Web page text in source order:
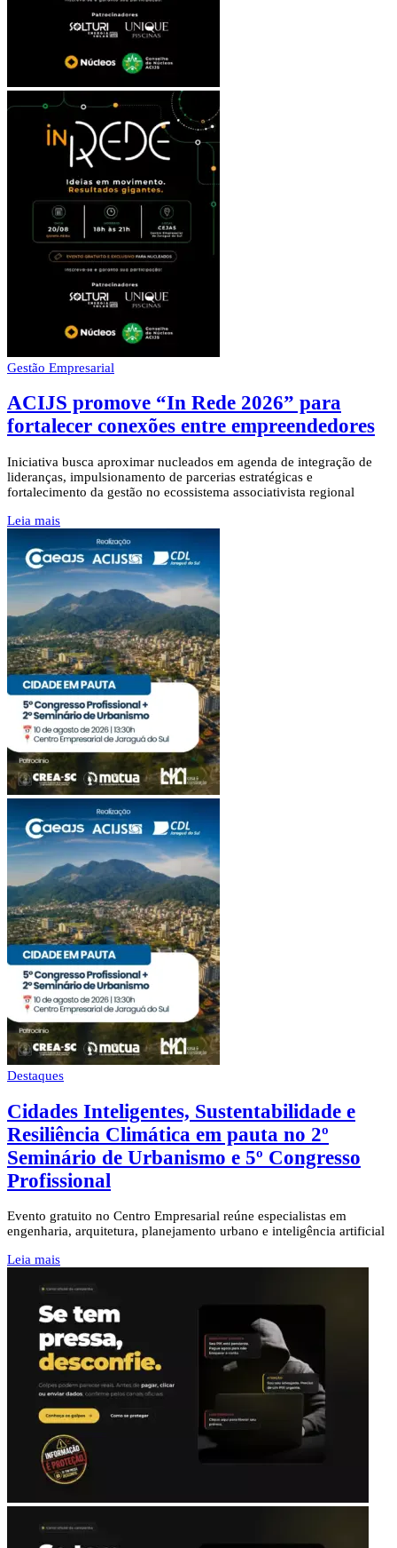
Gestão Empresarial
ACIJS promove “In Rede 2026” para
fortalecer conexões entre empreendedores
Iniciativa busca aproximar nucleados em agenda de integração de
lideranças, impulsionamento de parcerias estratégicas e
fortalecimento da gestão no ecossistema associativista regional
Leia mais
Destaques
Cidades Inteligentes, Sustentabilidade e
Resiliência Climática em pauta no 2º
Seminário de Urbanismo e 5º Congresso
Profissional
Evento gratuito no Centro Empresarial reúne especialistas em
engenharia, arquitetura, planejamento urbano e inteligência artificial
Leia mais